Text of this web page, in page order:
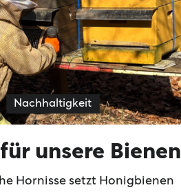
Nachhaltigkeit
unsere Bienen
Hornisse setzt Honigbienen